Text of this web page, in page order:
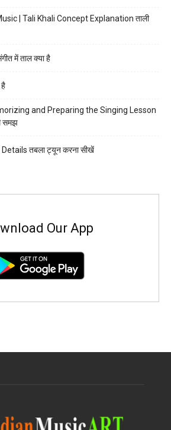
| Tali Khali Concept Explanation ताली
में ताल क्या है
and Preparing the Singing Lesson
समझ
तबला ट्यून करना सीखें
Our App